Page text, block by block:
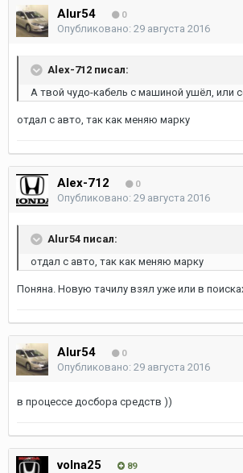
Alur54 0
Опубликовано: 29 августа 2016
Alex-712 писал:
А твой чудо-кабель с машиной ушёл, или
отдал с авто, так как меняю марку
Alex-712 0
Опубликовано: 29 августа 2016
Alur54 писал:
отдал с авто, так как меняю марку
Поняна. Новую тачилу взял уже или в
Alur54 0
Опубликовано: 29 августа 2016
в процессе досбора средств ))
volna25 89